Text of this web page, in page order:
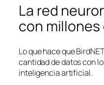
La red
con
Lo que hace que
cantidad de datos con
inteligencia artificial.